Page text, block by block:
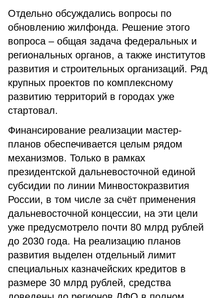
Отдельно обсуждались вопросы по
обновлению жилфонда. Решение этого
вопроса – общая задача федеральных и
региональных органов, а также институтов
развития и строительных организаций. Ряд
крупных проектов по комплексному
развитию территорий в городах уже
стартовал.
Финансирование реализации мастер-
планов обеспечивается целым рядом
механизмов. Только в рамках
президентской дальневосточной единой
субсидии по линии Минвостокразвития
России, в том числе за счёт применения
дальневосточной концессии, на эти цели
уже предусмотрело почти 80 млрд рублей
до 2030 года. На реализацию планов
развития выделен отдельный лимит
специальных казначейских кредитов в
размере 30 млрд рублей, средства